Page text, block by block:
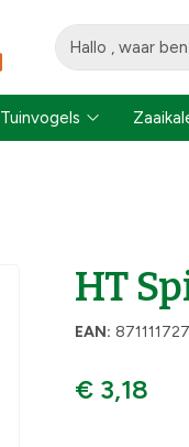
Tuinvogels
HT
EAN:
€ 3,18